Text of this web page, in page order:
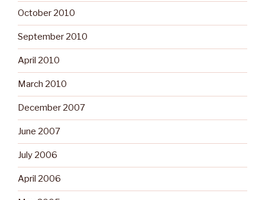
October 2010
September 2010
April 2010
March 2010
December 2007
June 2007
July 2006
April 2006